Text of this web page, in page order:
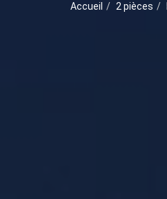
Accueil 2 pièces